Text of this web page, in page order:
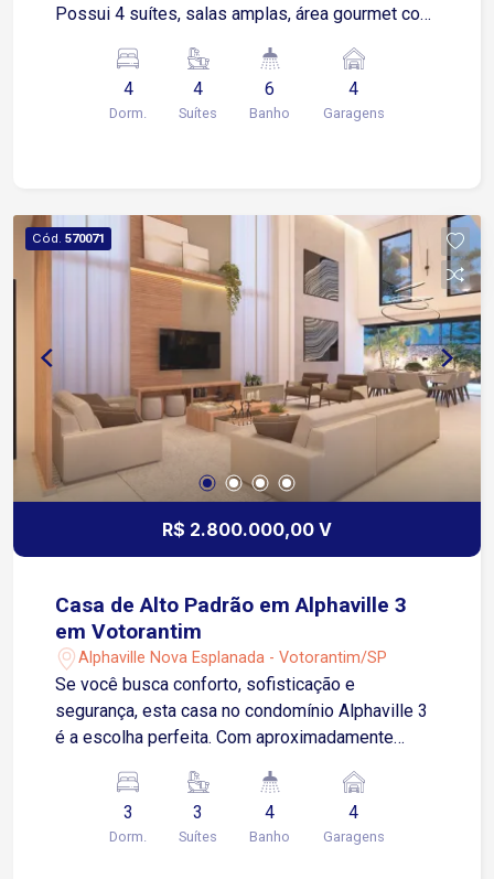
Possui 4 suítes, salas amplas, área gourmet com
equipada com projetor para entretenimento. As
suítes oferecem janelas com persianas
automatizadas e ar-condicionado,
São 4 vagas de garagem, sendo 2 cobertas. Ideal
para quem busca requinte e qualidade de vida.
4
Dorm.
4
Suítes
6
Banho
4
Garagens
Cód. 570071
R$ 2.800.000,00 V
Casa de Alto Padrão em Alphaville 3
em Votorantim
Alphaville Nova Esplanada - Votorantim/SP
Se você busca conforto, sofisticação e
segurança, esta casa no condomínio Alphaville 3
é a escolha perfeita. Com aproximadamente
este sobrado de alto padrão foi projetado para
oferecer o melhor em qualidade de vida. O imóvel
conta com uma ampla sala de dois ambientes,
3
Dorm.
3
Suítes
4
Banho
4
Garagens